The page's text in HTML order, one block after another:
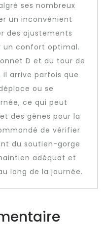
ses nombreux
un inconvénient
des ajustements
un confort optimal.
D et du tour de
arrive parfois que
ou se
ce qui peut
des gênes pour la
de vérifier
du soutien-gorge
adéquat et
long de la journée.